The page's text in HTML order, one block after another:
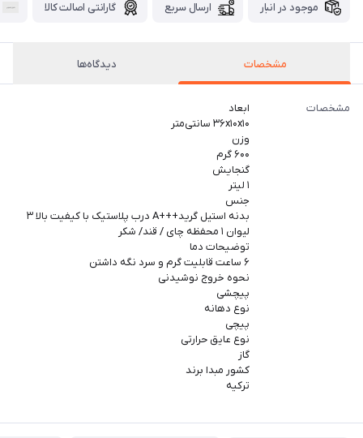
موجود در انبار ارسال سریع گارانتی اصالت کالا
مشخصات دیدگاه‌ها
مشخصات
ابعاد
۳۶x۱۰x۱۰ سانتی‌متر
وزن
۶۰۰ گرم
گنجایش
۱ لیتر
جنس
بدنه استیل گرید+++A درب پلاستیک با کیفیت بالا ۳
لیوان ۱ محفظه چای / قند/ شکر
توضیحات دما
۶ ساعت قابلیت گرم و سرد نگه داشتن
نحوه خروج نوشیدنی
پیچشی
نوع دهانه
پیچی
نوع عایق حرارتی
گاز
کشور مبدا برند
ترکیه